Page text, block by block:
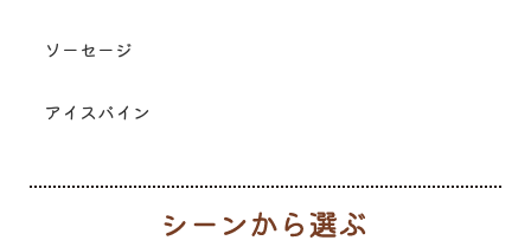
ソーセージ
アイスバイン